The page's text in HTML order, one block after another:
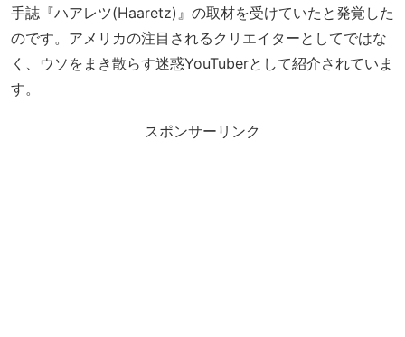
手誌『ハアレツ(Haaretz)』の取材を受けていたと発覚した
のです。アメリカの注目されるクリエイターとしてではな
く、ウソをまき散らす迷惑YouTuberとして紹介されていま
す。
スポンサーリンク